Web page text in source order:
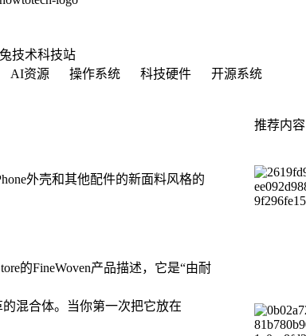
技术科技站
AI资源 操作系统 科技硬件
开源系统
外壳和其他配件的新面料风格的
的FineWoven产品描述，它是“由耐
混合体。当你第一次把它放在
推荐内容